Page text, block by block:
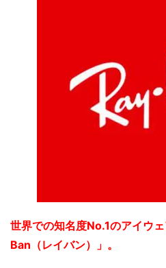
世界での知名度No.1のアイウ
Ban（レイバン）」。